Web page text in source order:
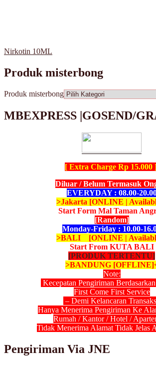
Nirkotin 10ML
Produk misterbong
Produk misterbong
MBEXPRESS |GOSEND/
[ Extra Charge Rp 15.000
Diluar / Belum Termasuk
EVERYDAY : 08.00-
>Jakarta [ONLINE |
Start Form Mal Taman
[Random]
Monday-Friday : 10.00-
>BALI [ONLINE |
Start From KUTA BALI
[PRODUK TERTENTU]
>BANDUNG
Note:
Kecepatan Pengiriman
First Come First Service
– Demi Kelancaran
Hanya Menerima Pengiriman Ke
Rumah / Kantor / Hotel /
Tidak Menerima Alamat Tidak Jelas
Pengiriman Via JNE